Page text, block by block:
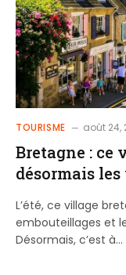
TOURISME août 24,
Bretagne :
désormais les
L’été, ce village
embouteillages et
Désormais, c’est à…